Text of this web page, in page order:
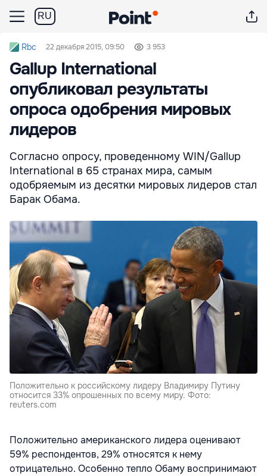
RU
Rbc 22 декабря 2015, 09:50 3 953
Gallup International
опубликовал результаты
опроса одобрения мировых
лидеров
Согласно опросу, проведенному WIN/Gallup
International в 65 странах мира, самым
одобряемым из десятки мировых лидеров стал
Барак Обама.
Положительно к российскому лидеру Владимиру Путину
относится 33% опрошенных по всему миру. Фото:
reuters.com
Положительно американского лидера оценивают
59% респондентов, 29% относятся к нему
отрицательно. Особенно тепло Обаму воспринимают